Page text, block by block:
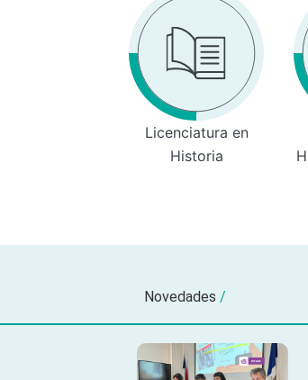
Licenciatura en
Historia
Novedades /